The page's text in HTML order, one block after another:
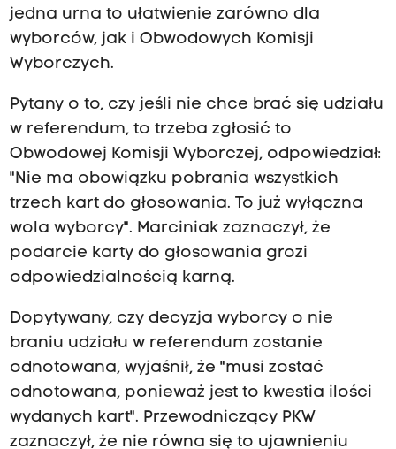
jedna urna to ułatwienie zarówno dla
wyborców, jak i Obwodowych Komisji
Wyborczych.
Pytany o to, czy jeśli nie chce brać się udziału
w referendum, to trzeba zgłosić to
Obwodowej Komisji Wyborczej, odpowiedział:
"Nie ma obowiązku pobrania wszystkich
trzech kart do głosowania. To już wyłączna
wola wyborcy". Marciniak zaznaczył, że
podarcie karty do głosowania grozi
odpowiedzialnością karną.
Dopytywany, czy decyzja wyborcy o nie
braniu udziału w referendum zostanie
odnotowana, wyjaśnił, że "musi zostać
odnotowana, ponieważ jest to kwestia ilości
wydanych kart". Przewodniczący PKW
zaznaczył, że nie równa się to ujawnieniu